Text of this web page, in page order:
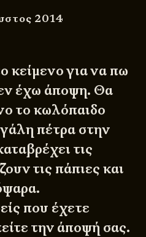
2014
κείμενο για να πω
έχω άποψη. Θα
το κωλόπαιδο
πέτρα στην
τις
τις πάπιες και
που έχετε
την άποψή σας.